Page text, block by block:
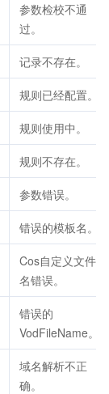
参数检校不通
过。
记录不存在。
规则已经配置。
规则使用中。
规则不存在。
参数错误。
错误的模板名。
Cos自定义文件
名错误。
错误的
VodFileName。
域名解析不正
确。